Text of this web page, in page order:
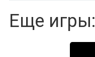
Еще игры: